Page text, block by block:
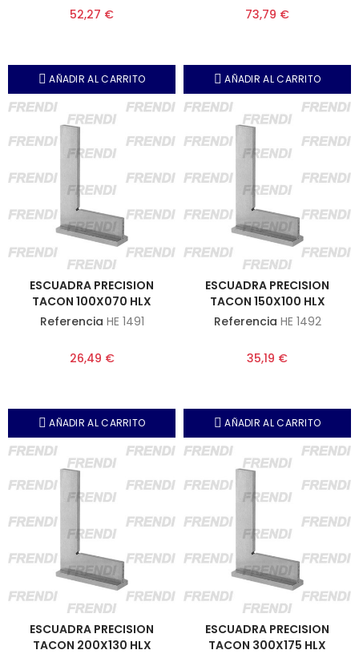
52,27 €
AÑADIR AL CARRITO
73,79 €
AÑADIR AL CARRITO
ESCUADRA PRECISION
TACON 100X070 HLX
Referencia HE 1491
26,49 €
AÑADIR AL CARRITO
ESCUADRA PRECISION
TACON 150X100 HLX
Referencia HE 1492
35,19 €
AÑADIR AL CARRITO
ESCUADRA PRECISION
TACON 200X130 HLX
ESCUADRA PRECISION
TACON 300X175 HLX